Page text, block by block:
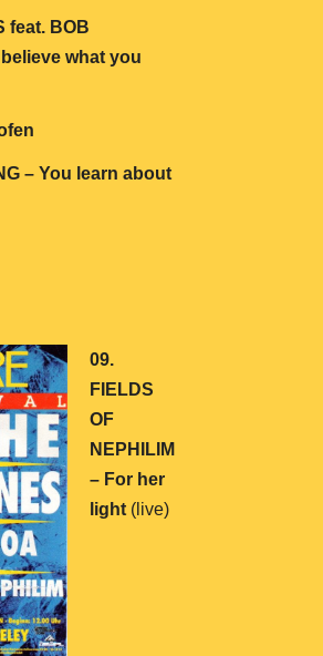
feat. BOB
believe what you
– You learn about
09.
FIELDS
OF
NEPHILIM
– For her
light (live)